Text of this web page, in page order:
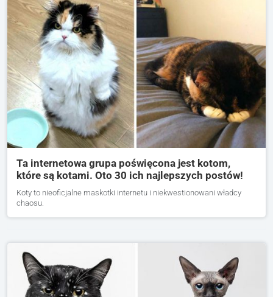
Ta internetowa grupa poświęcona jest kotom,
które są kotami. Oto 30 ich najlepszych postów!
Koty to nieoficjalne maskotki internetu i niekwestionowani władcy
chaosu.